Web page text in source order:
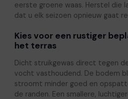
eerste groene waas. Herstel die
dat u elk seizoen opnieuw gaat
Kies voor een rustiger
het terras
Dicht struikgewas direct tegen
vocht vasthoudend. De bodem
stroomt minder goed en
de randen. Een smallere,